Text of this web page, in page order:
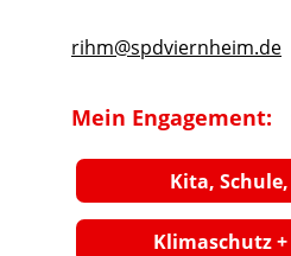
rihm@spdviernheim.de
Kita,
Klimaschutz
Mein Engagement: